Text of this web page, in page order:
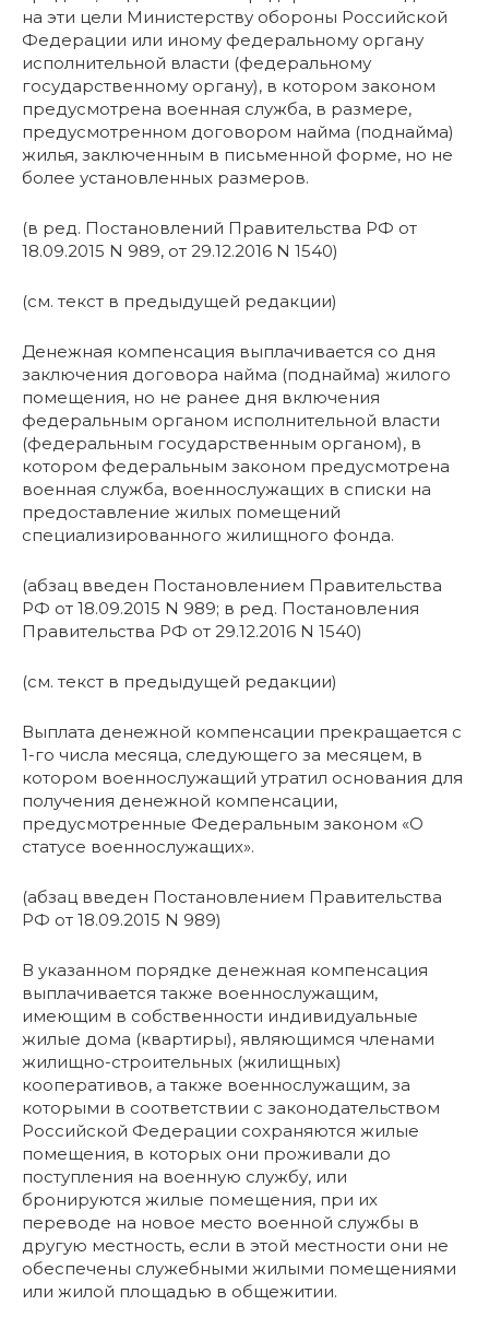
на эти цели Министерству обороны Российской
Федерации или иному федеральному органу
исполнительной власти (федеральному
государственному органу), в котором законом
предусмотрена военная служба, в размере,
предусмотренном договором найма (поднайма)
жилья, заключенным в письменной форме, но не
более установленных размеров.
(в ред. Постановлений Правительства РФ от
18.09.2015 N 989, от 29.12.2016 N 1540)
(см. текст в предыдущей редакции)
Денежная компенсация выплачивается со дня
заключения договора найма (поднайма) жилого
помещения, но не ранее дня включения
федеральным органом исполнительной власти
(федеральным государственным органом), в
котором федеральным законом предусмотрена
военная служба, военнослужащих в списки на
предоставление жилых помещений
специализированного жилищного фонда.
(абзац введен Постановлением Правительства
РФ от 18.09.2015 N 989; в ред. Постановления
Правительства РФ от 29.12.2016 N 1540)
(см. текст в предыдущей редакции)
Выплата денежной компенсации прекращается с
1-го числа месяца, следующего за месяцем, в
котором военнослужащий утратил основания для
получения денежной компенсации,
предусмотренные Федеральным законом «О
статусе военнослужащих».
(абзац введен Постановлением Правительства
РФ от 18.09.2015 N 989)
В указанном порядке денежная компенсация
выплачивается также военнослужащим,
имеющим в собственности индивидуальные
жилые дома (квартиры), являющимся членами
жилищно-строительных (жилищных)
кооперативов, а также военнослужащим, за
которыми в соответствии с законодательством
Российской Федерации сохраняются жилые
помещения, в которых они проживали до
поступления на военную службу, или
бронируются жилые помещения, при их
переводе на новое место военной службы в
другую местность, если в этой местности они не
обеспечены служебными жилыми помещениями
или жилой площадью в общежитии.